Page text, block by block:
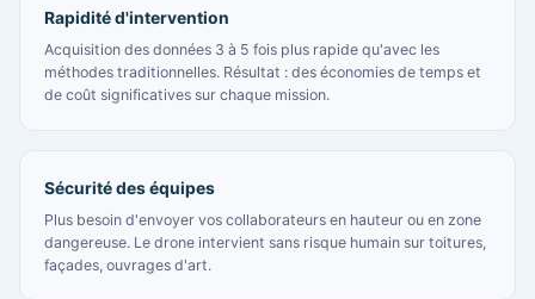
Rapidité d'intervention
Acquisition des données 3 à 5 fois plus rapide qu'avec les
méthodes traditionnelles. Résultat : des économies de temps et
de coût significatives sur chaque mission.
Sécurité des équipes
Plus besoin d'envoyer vos collaborateurs en hauteur ou en zone
dangereuse. Le drone intervient sans risque humain sur toitures,
façades, ouvrages d'art.